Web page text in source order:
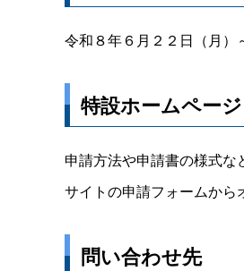
令和８年６月２２日（月）
特設ホームページ
申請方法や申請書の様式な
サイトの申請フォームから
問い合わせ先